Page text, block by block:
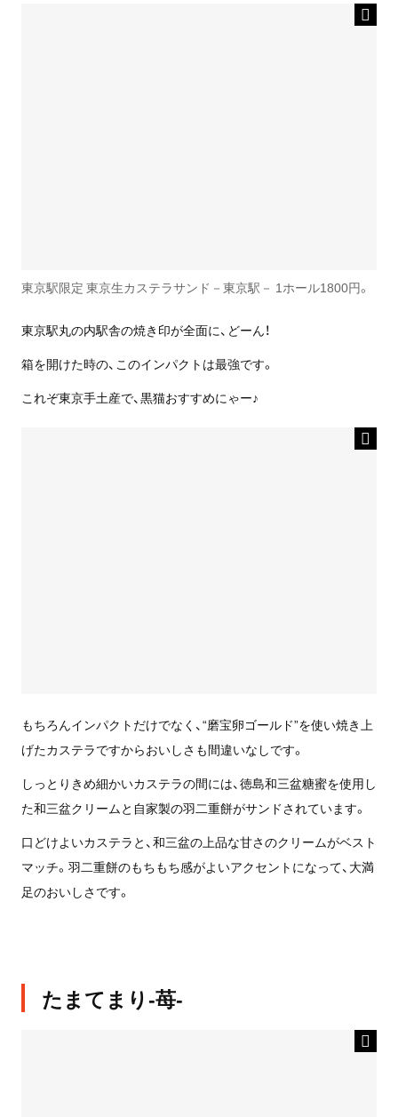
東京駅限定 東京生カステラサンド－東京駅－ 1ホール1800円。
東京駅丸の内駅舎の焼き印が全面に、どーん！
箱を開けた時の、このインパクトは最強です。
これぞ東京手土産で、黒猫おすすめにゃー♪
もちろんインパクトだけでなく、“磨宝卵ゴールド”を使い焼き上
げたカステラですからおいしさも間違いなしです。
しっとりきめ細かいカステラの間には、徳島和三盆糖蜜を使用し
た和三盆クリームと自家製の羽二重餅がサンドされています。
口どけよいカステラと、和三盆の上品な甘さのクリームがベスト
マッチ。羽二重餅のもちもち感がよいアクセントになって、大満
足のおいしさです。
たまてまり-苺-